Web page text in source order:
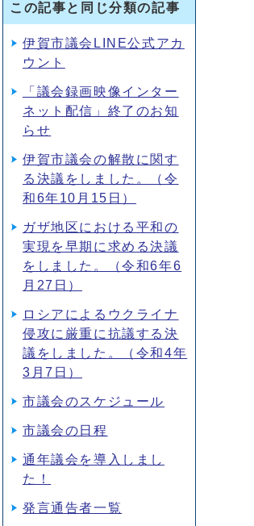
この記事と同じ分類の記事
伊賀市議会LINE公式アカ
ウント
「議会録画映像インター
ネット配信」終了のお知
らせ
伊賀市議会の解散に関す
る決議をしました。（令
和6年10月15日）
ガザ地区における平和の
実現を早期に求める決議
をしました。（令和6年6
月27日）
ロシアによるウクライナ
侵攻に厳重に抗議する決
議をしました。（令和4年
3月7日）
市議会のスケジュール
市議会の日程
通年議会を導入しまし
た！
発言通告者一覧